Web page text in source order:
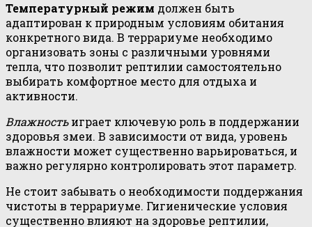
Температурный режим должен быть
адаптирован к природным условиям обитания
конкретного вида. В террариуме необходимо
организовать зоны с различными уровнями
тепла, что позволит рептилии самостоятельно
выбирать комфортное место для отдыха и
активности.
Влажностьиграет ключевую роль в поддержании
здоровья змеи. В зависимости от вида, уровень
влажности может существенно варьироваться, и
важно регулярно контролировать этот параметр.
Не стоит забывать о необходимости поддержания
чистоты в террариуме. Гигиенические условия
существенно влияют на здоровье рептилии,